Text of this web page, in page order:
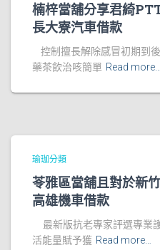
楠梓當舖分享君綺
長大寮汽車借款
控制擅長解除感冒初期到
藥茶飲治咳簡單 Read more…
瑜珈分類
苓雅區當舖且對於新
高雄機車借款
最新版抗老專家評選專業
活能量賦予獲 Read more…